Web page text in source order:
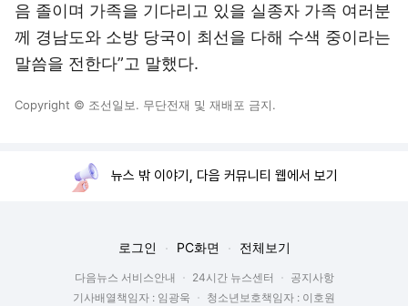
음 졸이며 가족을 기다리고 있을 실종자 가족 여러분
께 경남도와 소방 당국이 최선을 다해 수색 중이라는
말씀을 전한다”고 말했다.
Copyright © 조선일보. 무단전재 및 재배포 금지.
뉴스 밖 이야기, 다음 커뮤니티 웹에서 보기
로그인 PC화면 전체보기
다음뉴스 서비스안내 24시간 뉴스센터
공지사항
기사배열책임자 : 임광욱
청소년보호책임자 : 이호원